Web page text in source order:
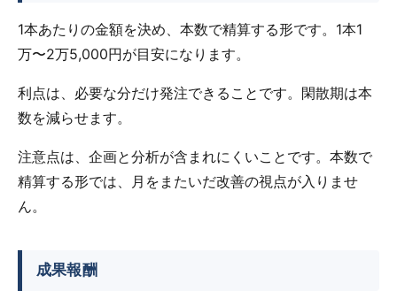
1本あたりの金額を決め、本数で精算する形です。1本1
万〜2万5,000円が目安になります。
利点は、必要な分だけ発注できることです。閑散期は本
数を減らせます。
注意点は、企画と分析が含まれにくいことです。本数で
精算する形では、月をまたいだ改善の視点が入りませ
ん。
成果報酬